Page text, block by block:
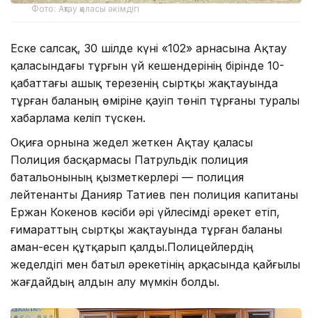
Фото: Ақтау қаласы әкімдігі
Еске салсақ, 30 шілде күні «102» арнасына Ақтау
қаласындағы тұрғын үй кешендерінің бірінде 10-
қабаттағы ашық терезенің сыртқы жақтауында
тұрған баланың өміріне қауіп төніп тұрғаны туралы
хабарлама келіп түскен.
Оқиға орнына жедел жеткен Ақтау қаласы
Полиция басқармасы Патрульдік полиция
батальонының қызметкерлері — полиция
лейтенанты Данияр Татиев пен полиция капитаны
Ержан Кокенов кәсіби әрі үйлесімді әрекет етіп,
ғимараттың сыртқы жақтауында тұрған баланы
аман-есен құтқарып қалды.Полицейлердің
жеделдігі мен батыл әрекетінің арқасында қайғылы
жағдайдың алдын алу мүмкін болды.